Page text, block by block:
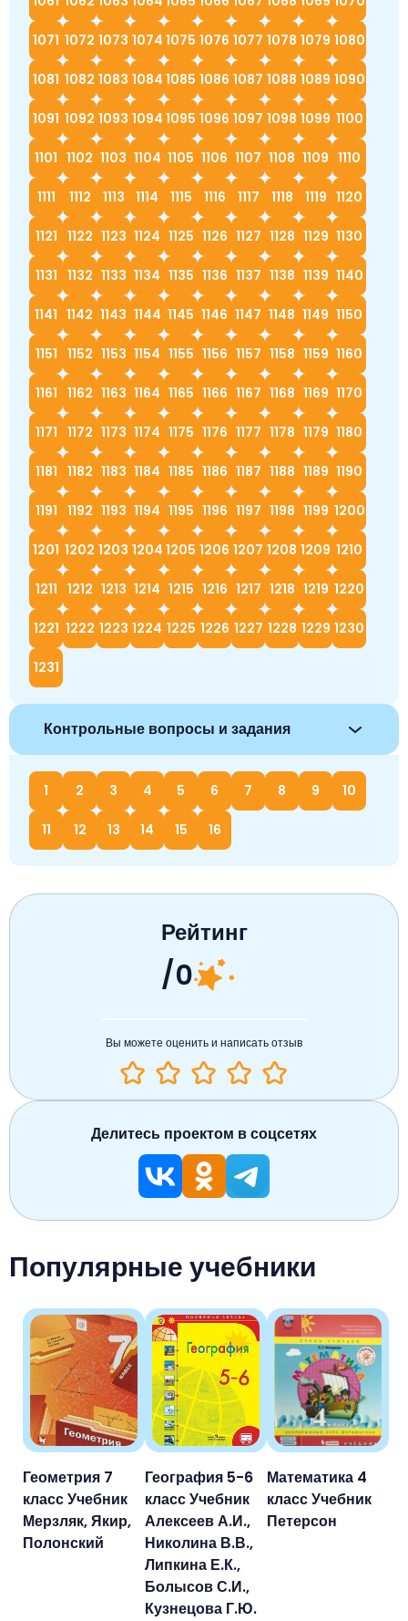
1071 1072 1073 1074 1075 1076 1077 1078 1079 1080
1081 1082 1083 1084 1085 1086 1087 1088 1089 1090
1091 1092 1093 1094 1095 1096 1097 1098 1099 1100
1101 1102 1103 1104 1105 1106 1107 1108 1109 1110
1111 1112 1113 1114 1115 1116 1117 1118 1119 1120
1121 1122 1123 1124 1125 1126 1127 1128 1129 1130
1131 1132 1133 1134 1135 1136 1137 1138 1139 1140
1141 1142 1143 1144 1145 1146 1147 1148 1149 1150
1151 1152 1153 1154 1155 1156 1157 1158 1159 1160
1161 1162 1163 1164 1165 1166 1167 1168 1169 1170
1171 1172 1173 1174 1175 1176 1177 1178 1179 1180
1181 1182 1183 1184 1185 1186 1187 1188 1189 1190
1191 1192 1193 1194 1195 1196 1197 1198 1199 1200
1201 1202 1203 1204 1205 1206 1207 1208 1209 1210
1211 1212 1213 1214 1215 1216 1217 1218 1219 1220
1221 1222 1223 1224 1225 1226 1227 1228 1229 1230
1231
Контрольные вопросы и задания
1 2 3 4 5 6 7 8 9 10
11 12 13 14 15 16
Популярные учебники
Геометрия 7
класс Учебник
Мерзляк, Якир,
Полонский
География 5-6
класс Учебник
Алексеев А.И.,
Николина В.В.,
Липкина Е.К.,
Болысов С.И.,
Кузнецова Г.Ю.
Математика 4
класс Учебник
Петерсон
Рейтинг
/0
Вы можете оценить и написать отзыв
Делитесь проектом в соцсетях